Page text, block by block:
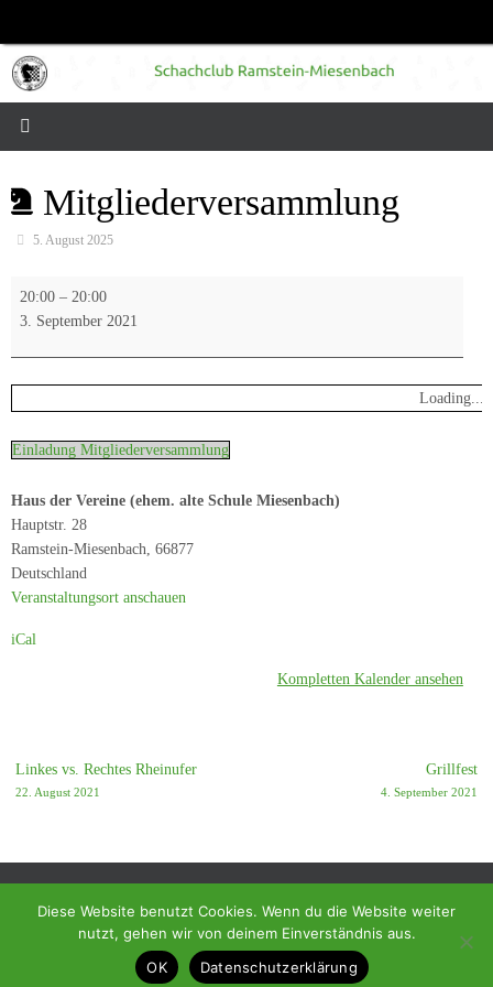
springen
Mitgliederversammlung
5. August 2025
20:00 – 20:00
3. September 2021
Loading...
Einladung Mitgliederversammlung
Haus der Vereine (ehem. alte Schule Miesenbach)
Hauptstr. 28
Ramstein-Miesenbach, 66877
Deutschland
Veranstaltungsort anschauen
iCal
Kompletten Kalender ansehen
Linkes vs. Rechtes Rheinufer
22. August 2021
Grillfest
4. September 2021
© 2018 - Homepage des SC Ramstein-Miesenbach
Tempera
Diese Website benutzt Cookies. Wenn du die Website weiter
nutzt, gehen wir von deinem Einverständnis aus.
OK
Datenschutzerklärung